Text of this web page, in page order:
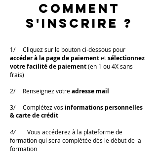
Comment
s'inscrire ?
1/ Cliquez sur le bouton ci-dessous pour
accéder à la page de paiementetsélectionnez
votre facilité de paiement(en 1 ou 4X sans
frais)
2/ Renseignez votreadresse mail
3/ Complétez vos informations personnelles
& carte de crédit
4/
Vous accéderez à la plateforme de
formation qui sera complétée dès le début de la
formation